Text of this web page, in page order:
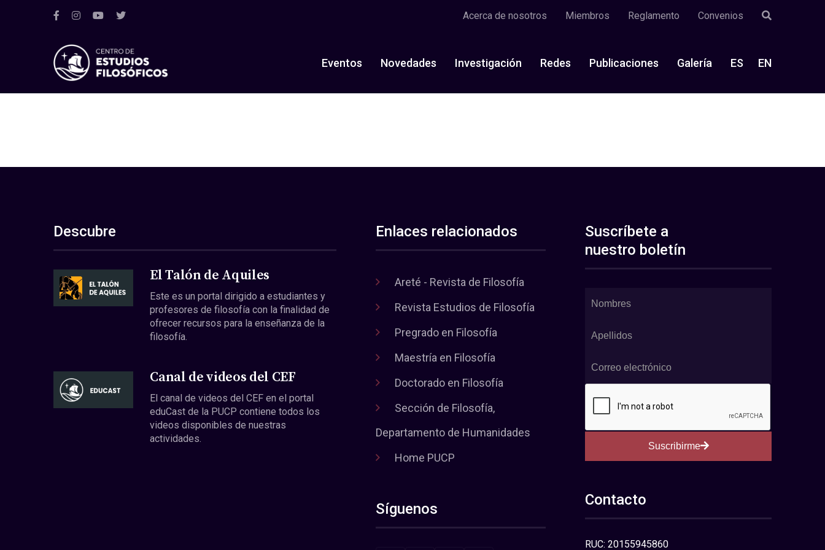
Acerca de nosotros Miembros Reglamento Convenios
Eventos Novedades Investigación Redes Publicaciones Galería ES EN
Descubre
El Talón de Aquiles
Este es un portal dirigido a estudiantes y
profesores de filosofía con la finalidad de
ofrecer recursos para la enseñanza de la
filosofía.
Canal de videos del CEF
El canal de videos del CEF en el portal
eduCast de la PUCP contiene todos los
videos disponibles de nuestras
actividades.
Enlaces relacionados
Areté - Revista de Filosofía
Revista Estudios de Filosofía
Pregrado en Filosofía
Maestría en Filosofía
Doctorado en Filosofía
Sección de Filosofía,
Departamento de Humanidades
Home PUCP
Síguenos
Suscríbete a
nuestro boletín
Suscribirme
Contacto
RUC: 20155945860